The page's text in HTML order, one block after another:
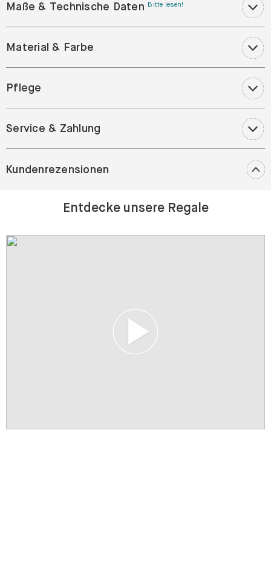
Maße & Technische Daten Bitte lesen!
Material & Farbe
Pflege
Service & Zahlung
Kundenrezensionen
Entdecke unsere Regale